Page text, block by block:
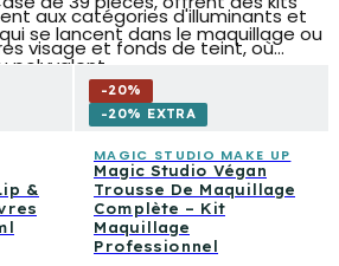
se lancent dans le maquillage ou
polyvalent.
aux catégories d'illuminants et
visage et fonds de teint, où
lesquelles faire ressortir la couleur
ombres à paupières et les
de la première couche de base au
&
-20%
-20% EXTRA
MAGIC STUDIO MAKE UP
Magic Studio Végan
Trousse De Maquillage
Complète – Kit
Maquillage
Professionnel